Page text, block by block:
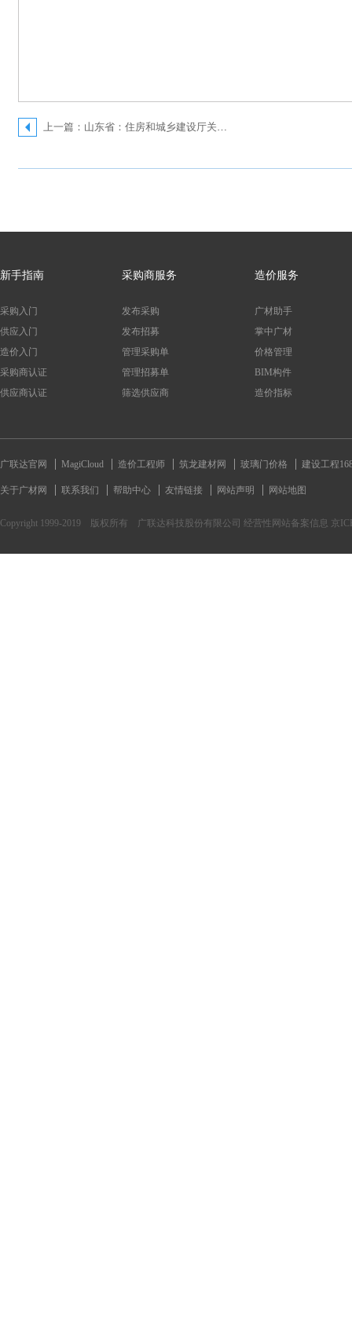
上一篇：山东省：住房和城乡建设厅关于新型冠状病毒肺炎疫情防控期间建设工程计价有关事项的通知（鲁建标字〔2020〕1号）
新手指南
采购入门
供应入门
造价入门
采购商认证
供应商认证
采购商服务
发布采购
发布招募
管理采购单
管理招募单
筛选供应商
造价服务
广材助手
掌中广材
价格管理
BIM构件
造价指标
广联达官网 MagiCloud 造价工程师 筑龙建材网 玻璃门价格 建设工程
关于广材网 联系我们 帮助中心 友情链接 网站声明 网站地图
Copyright 1999-2019 版权所有 广联达科技股份有限公司 经营性网站备案信息 京